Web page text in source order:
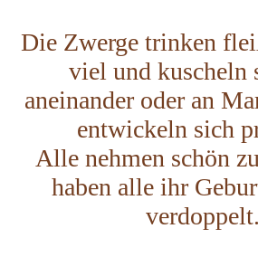
Die Zwerge trinken
viel und kuscheln
aneinander oder an
entwickeln sich
Alle nehmen schön
haben alle ihr
verdoppelt.